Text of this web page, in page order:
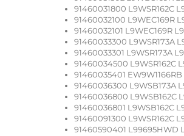
91460031800 L9WSR162C
91460032100 L9WEC169R
91460032101 L9WEC169R
91460033300 L9WSR173A
91460033301 L9WSR173A
91460034500 L9WSR162C
91460035401 EW9W1166RB
91460036300 L9WSB173A
91460036800 L9WSB162C
91460036801 L9WSB162C
91460091300 L9WSR162C
91460590401 L99695HWD